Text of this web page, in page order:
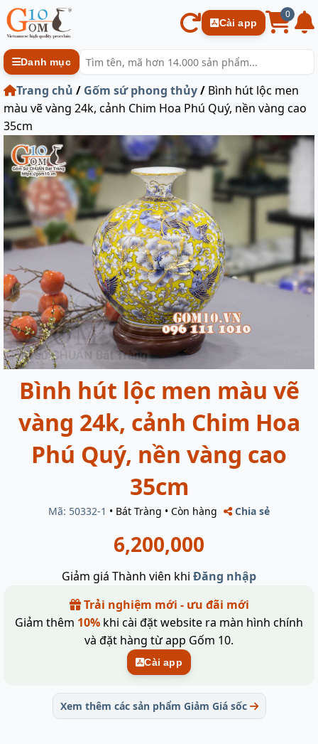
Cài app
0
Danh mục
Trang chủ / Gốm sứ phong thủy/ Bình hút lộc men
màu vẽ vàng 24k, cảnh Chim Hoa Phú Quý, nền vàng cao
35cm
Bình hút lộc men màu vẽ
vàng 24k, cảnh Chim Hoa
Phú Quý, nền vàng cao
35cm
Mã: 50332-1 • Bát Tràng • Còn hàng Chia sẻ
6,200,000
Giảm giá Thành viên khi Đăng nhập
Trải nghiệm mới - ưu đãi mới
Giảm thêm 10% khi cài đặt website ra màn hình chính
và đặt hàng từ app Gốm 10.
Cài app
Xem thêm các sản phẩm Giảm Giá sốc